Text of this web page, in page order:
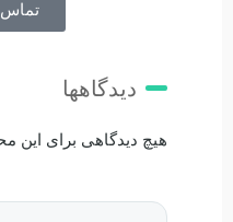
تماس
دیدگاهها
هیچ دیدگاهی برای